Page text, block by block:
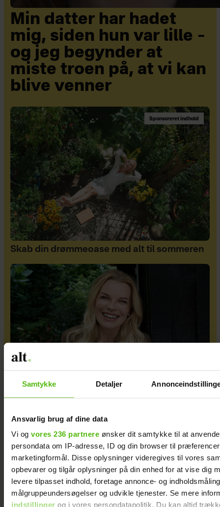
Samtykke Detaljer
Ansvarlig brug af dine data
Vi og vores 236 partnere ønsker dit samtykke til at
persondata om IP-adresse, ID og din browser til
marketingformål. Disse oplysninger videregives til vores
opbevarer og tilgår oplysninger på din enhed for at vise dig
levere tilpasset indhold, foretage annonce- og
målgruppeundersøgelser og udvikle tjenester. Se mere
indstillinger og i vores persondatapolitik. Du kan altid
Min datter har hadet
mig, siden hun var lille –
og jeg begynder at
miste troen på, at vi kan
blive venner
Sponsoreret indhold
Skab din drømmeoase med alt til sommeren
synes, det er så inspirerende at slå rødder et